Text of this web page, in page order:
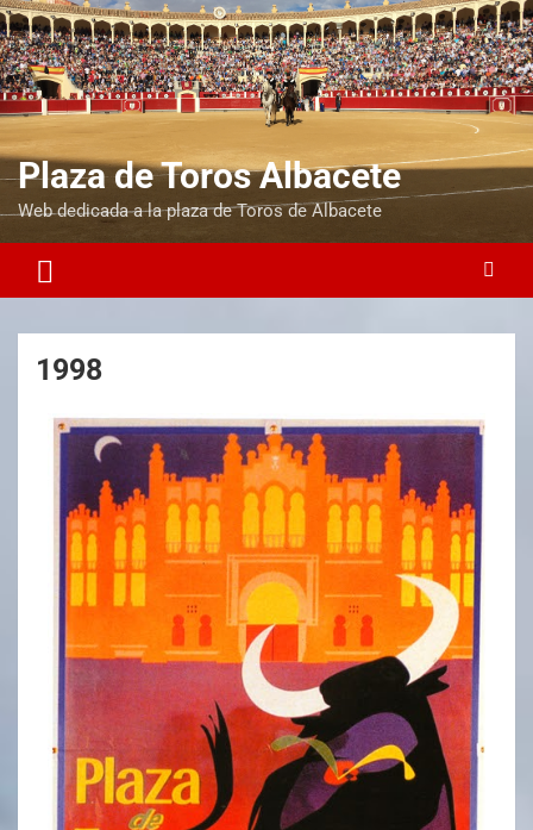
Plaza de Toros Albacete
Web dedicada a la plaza de Toros de Albacete
1998